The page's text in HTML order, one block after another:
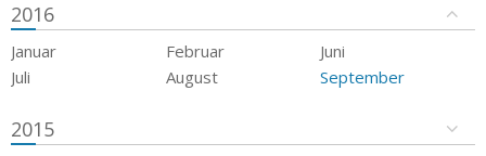
2016
Januar Februar
Juni
Juli
August September
2015